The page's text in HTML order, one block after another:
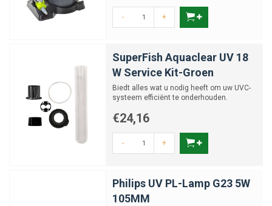
- +
SuperFish Aquaclear UV 18
W Service Kit-Groen
Biedt alles wat u nodig heeft om uw UVC-
systeem efficiënt te onderhouden.
€24,16
- +
Philips UV PL-Lamp G23 5W
105MM